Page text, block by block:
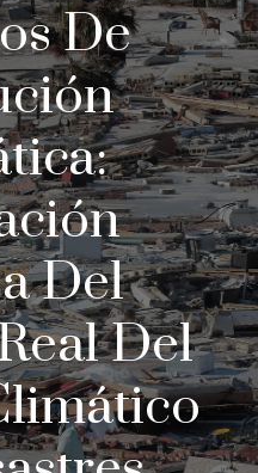
De
Del
Del